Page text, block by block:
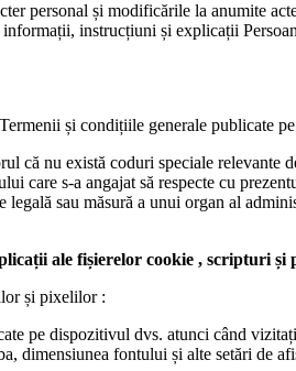
personal și modificările la anumite
instrucțiuni și explicații
și condițiile generale publicate
nu există coduri speciale relevante
care s-a angajat să respecte cu
sau măsură a unui organ al
ale fișierelor cookie , scripturi și
și pixelilor :
pe dispozitivul dvs. atunci când
dimensiunea fontului și alte setări de